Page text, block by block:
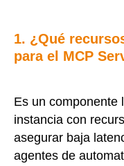
1. ¿Qué
para el MCP
Es un componente
instancia con
asegurar baja
agentes de